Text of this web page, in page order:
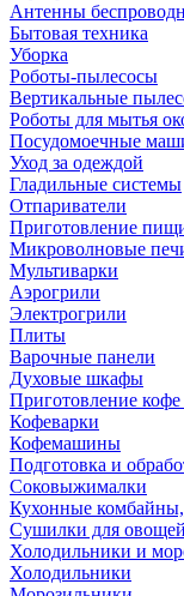
Антенны
Бытовая техника
Уборка
Роботы-пылесосы
Вертикальные
Роботы для мытья
Посудомоечные
Уход за одеждой
Гладильные системы
Отпариватели
Приготовление
Микроволновые
Мультиварки
Аэрогрили
Электрогрили
Плиты
Варочные панели
Духовые шкафы
Приготовление кофе
Кофеварки
Кофемашины
Подготовка и
Соковыжималки
Кухонные
Сушилки для
Холодильники и
Холодильники